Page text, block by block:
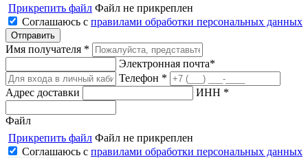
Прикрепить файл Файл не прикреплен
Соглашаюсь с правилами обработки персональных данных
Имя получателя *
Электронная почта*
Телефон *
Адрес доставки
ИНН *
Файл
Прикрепить файл Файл не прикреплен
Соглашаюсь с правилами обработки персональных данных